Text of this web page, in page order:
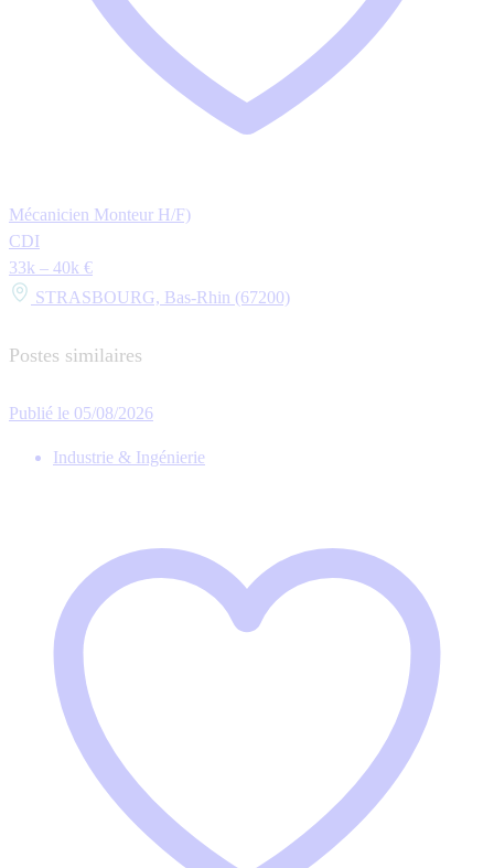
Mécanicien Monteur H/F)
CDI
33k – 40k €
STRASBOURG, Bas-Rhin (67200)
Postes similaires
Publié le 05/08/2026
Industrie & Ingénierie